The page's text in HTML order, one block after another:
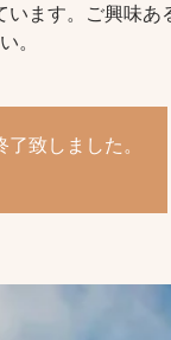
います。ご興味あ
。
致しました。